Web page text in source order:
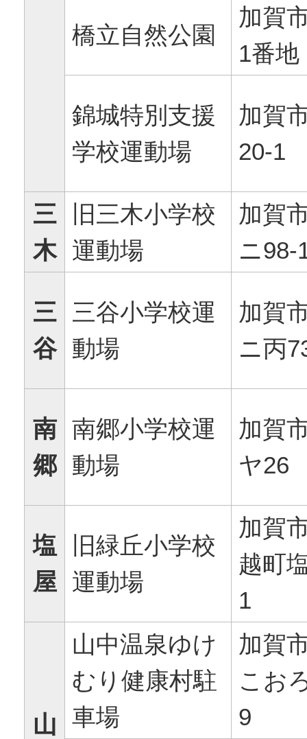
橋立自然公園
加賀
1番地
錦城特別支援
学校運動場
加賀
20-1
三
木
旧三木小学校
運動場
加賀
ニ98-
三
谷
三谷小学校運
動場
加賀
ニ丙
南
郷
南郷小学校運
動場
加賀
ヤ26
塩
屋
旧緑丘小学校
運動場
加賀
越町
1
山
山中温泉ゆけ
むり健康村駐
車場
加賀
こお
9